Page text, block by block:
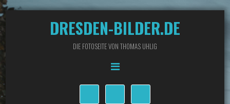
DRESDEN-BILDER.DE
DIE FOTOSEITE VON THOMAS UHLIG